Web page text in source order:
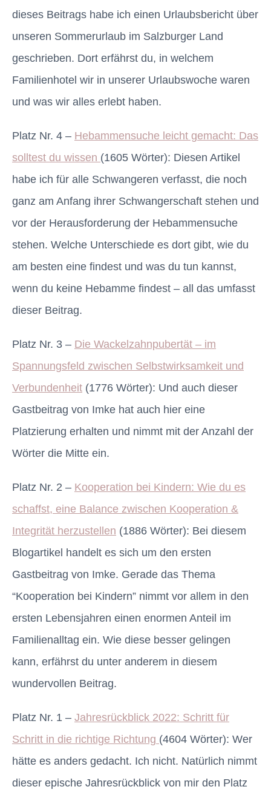
dieses Beitrags habe ich einen Urlaubsbericht über
unseren Sommerurlaub im Salzburger Land
geschrieben. Dort erfährst du, in welchem
Familienhotel wir in unserer Urlaubswoche waren
und was wir alles erlebt haben.
Platz Nr. 4 – Hebammensuche leicht gemacht: Das
solltest du wissen (1605 Wörter): Diesen Artikel
habe ich für alle Schwangeren verfasst, die noch
ganz am Anfang ihrer Schwangerschaft stehen und
vor der Herausforderung der Hebammensuche
stehen. Welche Unterschiede es dort gibt, wie du
am besten eine findest und was du tun kannst,
wenn du keine Hebamme findest – all das umfasst
dieser Beitrag.
Platz Nr. 3 – Die Wackelzahnpubertät – im
Spannungsfeld zwischen Selbstwirksamkeit und
Verbundenheit (1776 Wörter): Und auch dieser
Gastbeitrag von Imke hat auch hier eine
Platzierung erhalten und nimmt mit der Anzahl der
Wörter die Mitte ein.
Platz Nr. 2 – Kooperation bei Kindern: Wie du es
schaffst, eine Balance zwischen Kooperation &
Integrität herzustellen (1886 Wörter): Bei diesem
Blogartikel handelt es sich um den ersten
Gastbeitrag von Imke. Gerade das Thema
“Kooperation bei Kindern” nimmt vor allem in den
ersten Lebensjahren einen enormen Anteil im
Familienalltag ein. Wie diese besser gelingen
kann, erfährst du unter anderem in diesem
wundervollen Beitrag.
Platz Nr. 1 – Jahresrückblick 2022: Schritt für
Schritt in die richtige Richtung (4604 Wörter): Wer
hätte es anders gedacht. Ich nicht. Natürlich nimmt
dieser epische Jahresrückblick von mir den Platz